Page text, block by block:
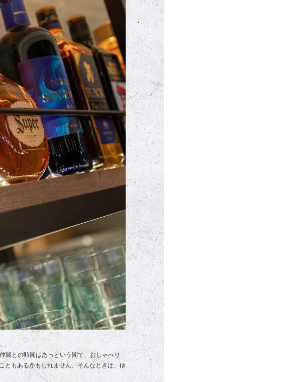
間との時間はあっという間で、おしゃべり
ともあるかもしれません。そんなときは、ゆ